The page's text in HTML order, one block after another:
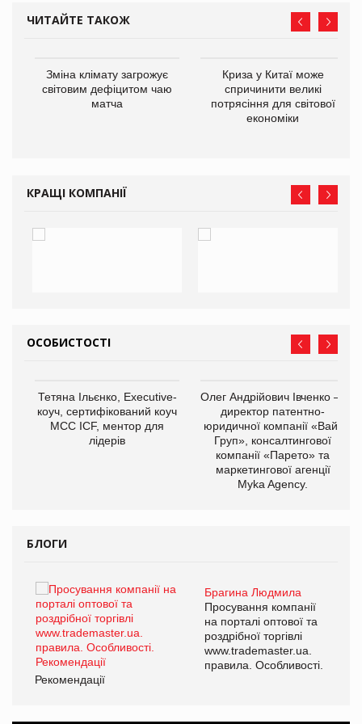
ЧИТАЙТЕ ТАКОЖ
Зміна клімату загрожує
світовим дефіцитом чаю
матча
Криза у Китаї може
спричинити великі
потрясіння для світової
економіки
КРАЩІ КОМПАНІЇ
ОСОБИСТОСТІ
Тетяна Ільєнко, Executive-
коуч, сертифікований коуч
МСС ICF, ментор для
лідерів
Олег Андрійович Івченко —
директор патентно-
юридичної компанії «Вайз
Груп», консалтингової
компанії «Парето» та
маркетингової агенції
Myka Agency.
БЛОГИ
Брагина Людмила
Просування компанії
на порталі оптової та
роздрібної торгівлі
www.trademaster.ua.
правила. Особливості.
Рекомендації